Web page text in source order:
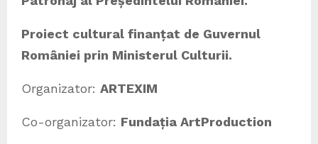
Proiect cultural finanțat de Guvernul
României prin Ministerul Culturii.
Organizator: ARTEXIM
Co-organizator: Fundația ArtProduction